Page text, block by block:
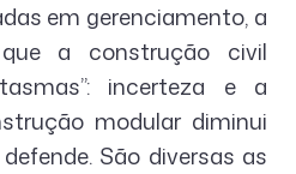
em gerenciamento, a
a construção civil
incerteza e a
modular diminui
São diversas as